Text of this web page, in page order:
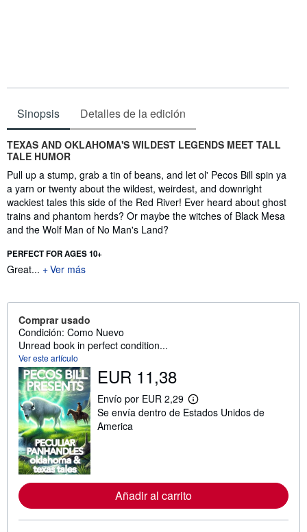
Sinopsis Detalles de la edición
Sinopsis
TEXAS AND OKLAHOMA'S WILDEST LEGENDS MEET TALL
TALE HUMOR
Pull up a stump, grab a tin of beans, and let ol' Pecos Bill spin ya
a yarn or twenty about the wildest, weirdest, and downright
wackiest tales this side of the Red River! Ever heard about ghost
trains and phantom herds? Or maybe the witches of Black Mesa
and the Wolf Man of No Man's Land?
PERFECT FOR AGES 10+
Great... Ver más
Comprar usado
Condición: Como Nuevo
Unread book in perfect condition...
Ver este artículo
EUR 11,38
Envío por EUR 2,29
M
á
m
Se envía dentro de Estados Unidos de
America
Añadir al carrito